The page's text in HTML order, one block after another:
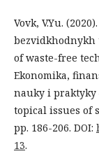
Vovk, V.Yu.
bezvidkhodnykh
of waste-free
Ekonomika,
nauky i praktyky
topical issues of
pp. 186-206. DOI:
13.